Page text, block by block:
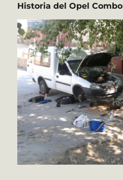
Historia del Opel Combo